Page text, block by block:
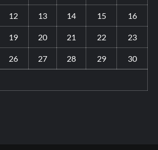
12 13 14 15 16
19 20 21 22 23
26 27 28 29 30